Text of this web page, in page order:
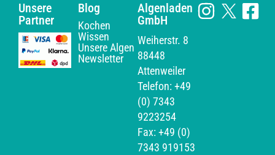
Unsere
Partner
Blog
Kochen
Wissen
Unsere Algen
Newsletter
Algenladen
GmbH
Weiherstr. 8
88448
Attenweiler
Telefon: +49
(0) 7343
9223254
Fax: +49 (0)
7343 919153